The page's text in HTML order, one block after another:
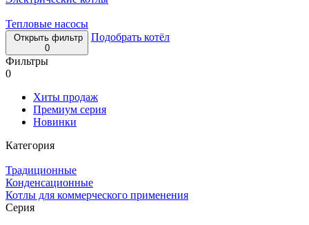
Тепловые насосы
Открыть фильтр
0
Подобрать котёл
Фильтры
0
Хиты продаж
Премиум серия
Новинки
Категория
Традиционные
Конденсационные
Котлы для коммерческого применения
Серия